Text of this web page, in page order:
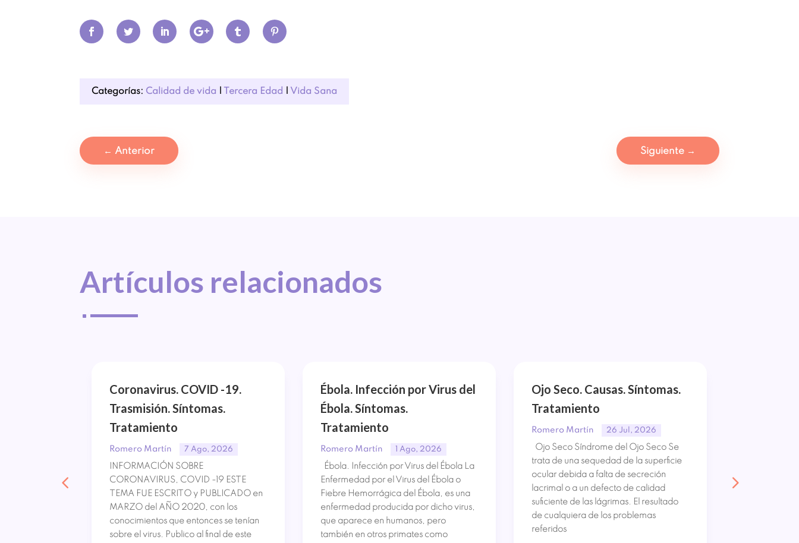
Categorías: Calidad de vida Tercera Edad Vida Sana
← Anterior Siguiente→
Artículos relacionados
^
Coronavirus. COVID -19.
Trasmisión. Síntomas.
Tratamiento
Romero Martín 7 Ago, 2026
INFORMACIÓN SOBRE
CORONAVIRUS, COVID -19 ESTE
TEMA FUE ESCRITO y PUBLICADO en
MARZO del AÑO 2020, con los
conocimientos que entonces se tenían
sobre el virus. Publico al final de este
Ébola. Infección por Virus del
Ébola. Síntomas.
Tratamiento
Romero Martín 1 Ago, 2026
Ébola. Infección por Virus del Ébola La
Enfermedad por el Virus del Ébola o
Fiebre Hemorrágica del Ébola, es una
enfermedad producida por dicho virus,
que aparece en humanos, pero
también en otros primates como
Ojo Seco. Causas. Síntomas.
Tratamiento
Romero Martín 26 Jul, 2026
Ojo Seco Síndrome del Ojo Seco Se
trata de una sequedad de la superficie
ocular debida a falta de secreción
lacrimal o a un defecto de calidad
suficiente de las lágrimas. El resultado
de cualquiera de los problemas
referidos